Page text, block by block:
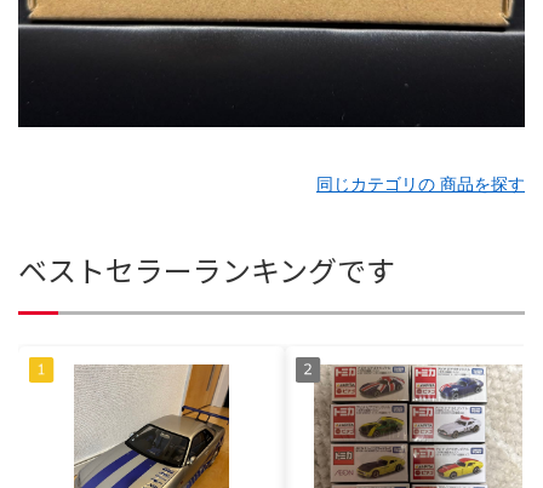
同じカテゴリの 商品を探す
ベストセラーランキングです